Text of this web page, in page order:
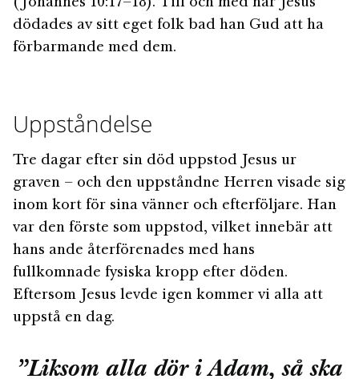
(Johannes 10:17–18). Till och med när Jesus
dödades av sitt eget folk bad han Gud att ha
förbarmande med dem.
Uppståndelse
Tre dagar efter sin död uppstod Jesus ur
graven – och den uppståndne Herren visade sig
inom kort för sina vänner och efterföljare. Han
var den förste som uppstod, vilket innebär att
hans ande återförenades med hans
fullkomnade fysiska kropp efter döden.
Eftersom Jesus levde igen kommer vi alla att
uppstå en dag.
”Liksom alla dör i Adam, så ska